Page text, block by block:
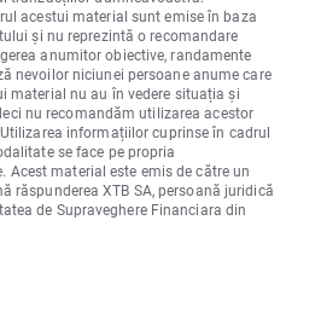
acestui material sunt emise în baza
și nu reprezintă o recomandare
anumitor obiective, randamente
nevoilor niciunei persoane anume care
material nu au în vedere situația și
nu recomandăm utilizarea acestor
informațiilor cuprinse în cadrul
se face pe propria
Acest material este emis de către un
răspunderea XTB SA, persoană juridică
de Supraveghere Financiara din